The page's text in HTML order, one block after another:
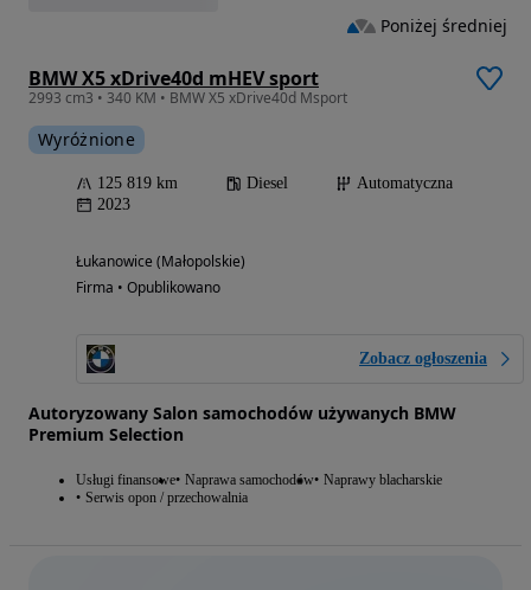
BMW X5 xDrive40d mHEV sport
2993 cm3 • 340 KM • BMW X5 xDrive40d Msport
Wyróżnione
125 819 km Diesel
Automatyczna
2023
Łukanowice (Małopolskie)
Firma • Opublikowano
Zobacz ogłoszenia
Autoryzowany Salon samochodów używanych BMW
Premium Selection
Usługi finansowe Naprawa samochodów Naprawy blacharskie
Serwis opon / przechowalnia
Poniżej średniej